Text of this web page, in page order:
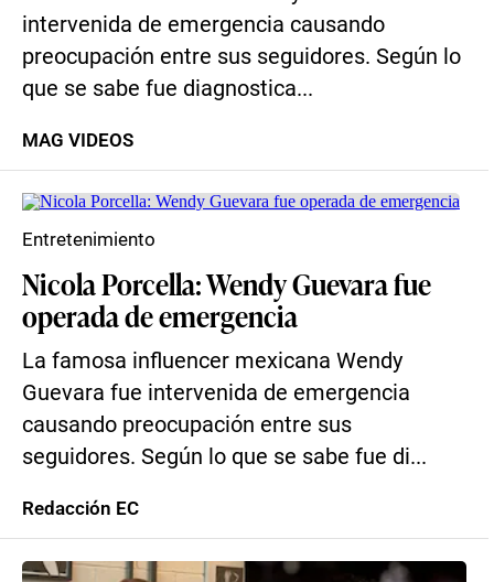
intervenida de emergencia causando
preocupación entre sus seguidores. Según lo
que se sabe fue diagnostica...
MAG VIDEOS
Nicola Porcella: Wendy Guevara fue
operada de emergencia
La famosa influencer mexicana Wendy
Guevara fue intervenida de emergencia
causando preocupación entre sus
seguidores. Según lo que se sabe fue di...
Entretenimiento
Redacción EC